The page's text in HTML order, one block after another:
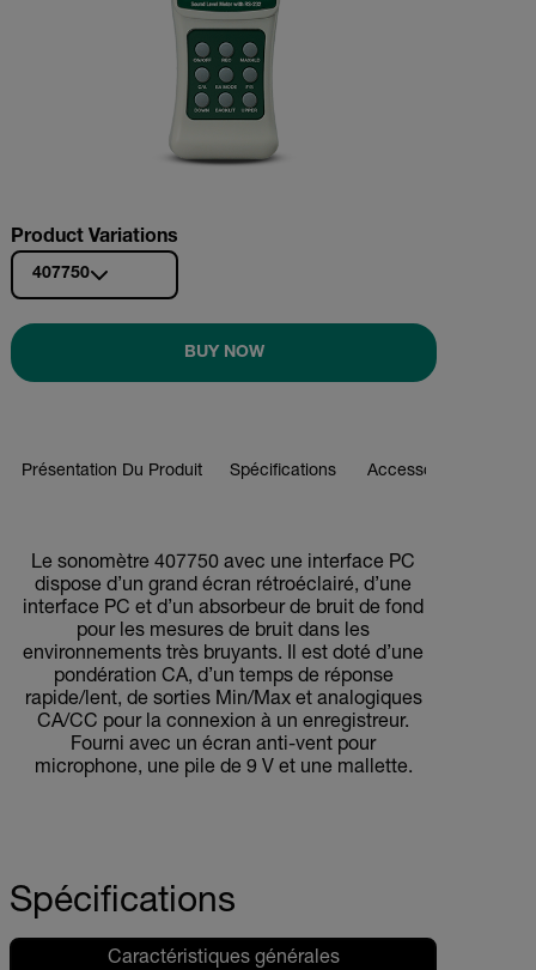
Product Variations
407750
BUY NOW
Présentation Du Produit Spécifications Accessoires
Le sonomètre 407750 avec une interface PC
dispose d’un grand écran rétroéclairé, d’une
interface PC et d’un absorbeur de bruit de fond
pour les mesures de bruit dans les
environnements très bruyants. Il est doté d’une
pondération CA, d’un temps de réponse
rapide/lent, de sorties Min/Max et analogiques
CA/CC pour la connexion à un enregistreur.
Fourni avec un écran anti-vent pour
microphone, une pile de 9 V et une mallette.
Spécifications
Caractéristiques générales